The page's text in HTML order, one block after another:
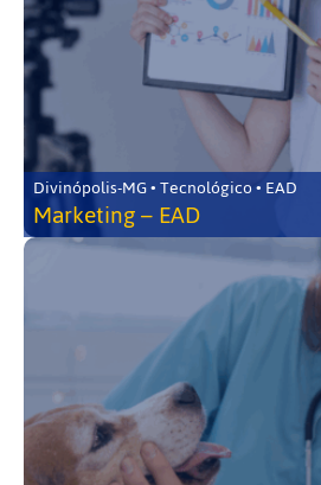
Divinópolis-MG • Tecnológico • EAD
Marketing – EAD